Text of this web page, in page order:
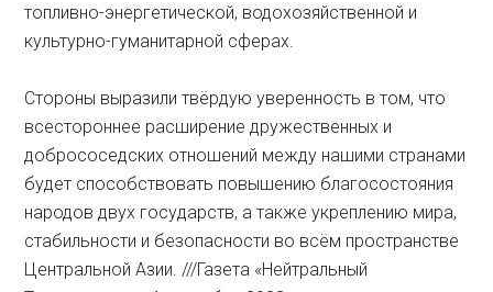
топливно-энергетической, водохозяйственной и
культурно-гуманитарной сферах.
Стороны выразили твёрдую уверенность в том, что
всестороннее расширение дружественных и
добрососедских отношений между нашими странами
будет способствовать повышению благосостояния
народов двух государств, а также укреплению мира,
стабильности и ­безопасности во всём пространстве
Центральной Азии. ///Газета «Нейтральный